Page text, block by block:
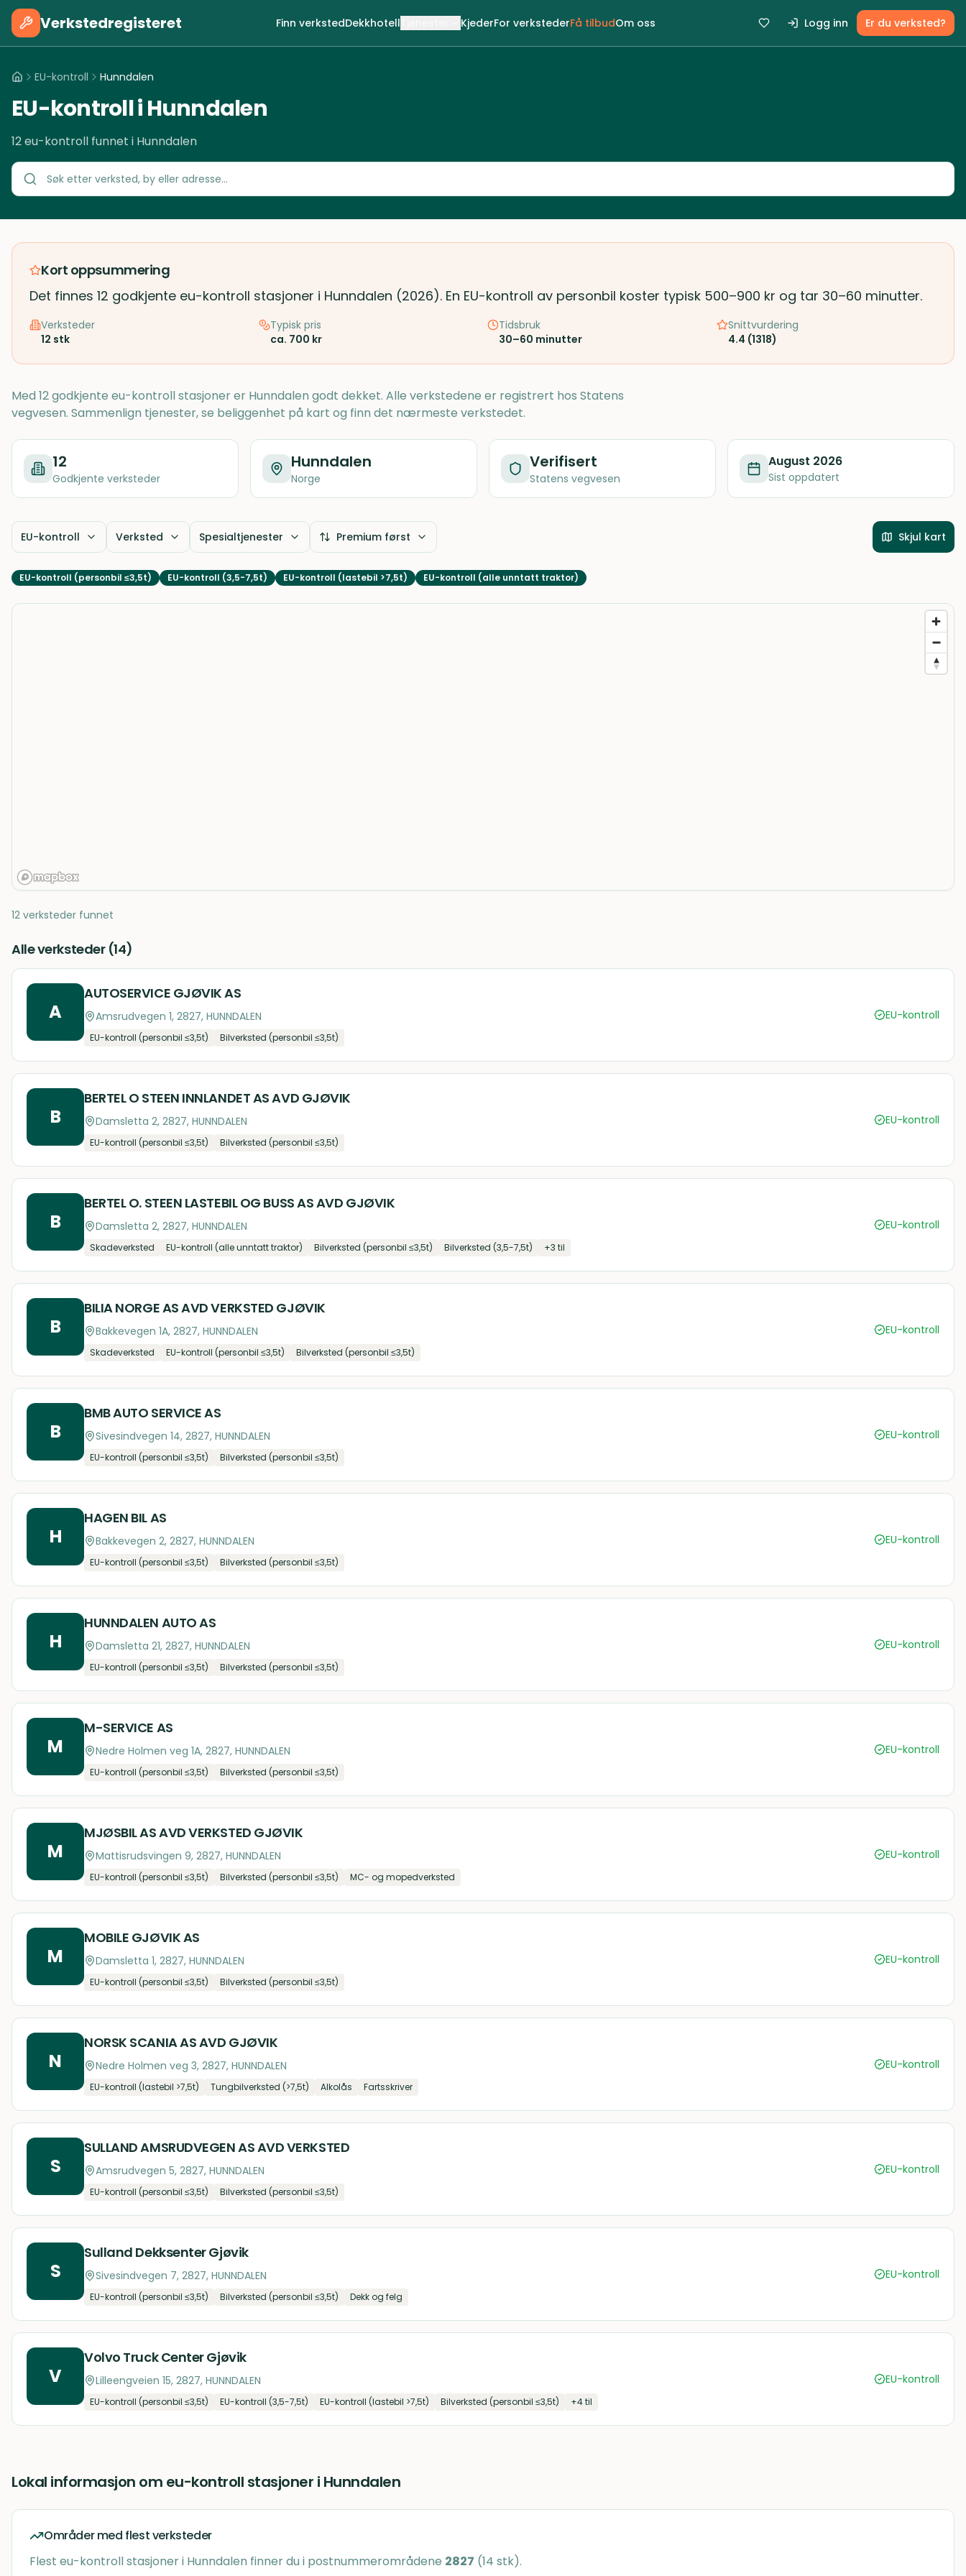
Verkstedregisteret Finn verkstedDekkhotell KjederFor verkstederFå tilbudOm oss Logg inn Er du verksted?
EU-kontroll Hunndalen
EU-kontroll i Hunndalen
12 eu-kontroll funnet i Hunndalen
Kort oppsummering
Det finnes 12 godkjente eu-kontroll stasjoner i Hunndalen (2026). En EU-kontroll av personbil koster typisk 500–900 kr og tar 30–60 minutter.
Verksteder
12 stk
Typisk pris
ca. 700 kr
Tidsbruk
30–60 minutter
Snittvurdering
4.4 (1318)
Med 12 godkjente eu-kontroll stasjoner er Hunndalen godt dekket. Alle verkstedene er registrert hos Statens
vegvesen. Sammenlign tjenester, se beliggenhet på kart og finn det nærmeste verkstedet.
12
Godkjente verksteder
Hunndalen
Norge
Verifisert
Statens vegvesen
August 2026
Sist oppdatert
EU-kontroll Verksted Spesialtjenester Premium først Skjul kart
EU-kontroll (personbil ≤3,5t) EU-kontroll (3,5-7,5t) EU-kontroll (lastebil >7,5t) EU-kontroll (alle unntatt traktor)
12 verksteder funnet
Alle verksteder (14)
A
AUTOSERVICE GJØVIK AS
Amsrudvegen 1, 2827, HUNNDALEN
EU-kontroll (personbil ≤3,5t) Bilverksted (personbil ≤3,5t)
EU-kontroll
B
BERTEL O STEEN INNLANDET AS AVD GJØVIK
Damsletta 2, 2827, HUNNDALEN
EU-kontroll (personbil ≤3,5t) Bilverksted (personbil ≤3,5t)
EU-kontroll
B
BERTEL O. STEEN LASTEBIL OG BUSS AS AVD GJØVIK
Damsletta 2, 2827, HUNNDALEN
Skadeverksted EU-kontroll (alle unntatt traktor) Bilverksted (personbil ≤3,5t) Bilverksted (3,5-7,5t) +3 til
EU-kontroll
B
BILIA NORGE AS AVD VERKSTED GJØVIK
Bakkevegen 1A, 2827, HUNNDALEN
Skadeverksted EU-kontroll (personbil ≤3,5t) Bilverksted (personbil ≤3,5t)
EU-kontroll
B
BMB AUTO SERVICE AS
Sivesindvegen 14, 2827, HUNNDALEN
EU-kontroll (personbil ≤3,5t) Bilverksted (personbil ≤3,5t)
EU-kontroll
H
HAGEN BIL AS
Bakkevegen 2, 2827, HUNNDALEN
EU-kontroll (personbil ≤3,5t) Bilverksted (personbil ≤3,5t)
EU-kontroll
H
HUNNDALEN AUTO AS
Damsletta 21, 2827, HUNNDALEN
EU-kontroll (personbil ≤3,5t) Bilverksted (personbil ≤3,5t)
EU-kontroll
M
M-SERVICE AS
Nedre Holmen veg 1A, 2827, HUNNDALEN
EU-kontroll (personbil ≤3,5t) Bilverksted (personbil ≤3,5t)
EU-kontroll
M
MJØSBIL AS AVD VERKSTED GJØVIK
Mattisrudsvingen 9, 2827, HUNNDALEN
EU-kontroll (personbil ≤3,5t) Bilverksted (personbil ≤3,5t) MC- og mopedverksted
EU-kontroll
M
MOBILE GJØVIK AS
Damsletta 1, 2827, HUNNDALEN
EU-kontroll (personbil ≤3,5t) Bilverksted (personbil ≤3,5t)
EU-kontroll
N
NORSK SCANIA AS AVD GJØVIK
Nedre Holmen veg 3, 2827, HUNNDALEN
EU-kontroll (lastebil >7,5t) Tungbilverksted (>7,5t) Alkolås Fartsskriver
EU-kontroll
S
SULLAND AMSRUDVEGEN AS AVD VERKSTED
Amsrudvegen 5, 2827, HUNNDALEN
EU-kontroll (personbil ≤3,5t) Bilverksted (personbil ≤3,5t)
EU-kontroll
S
Sulland Dekksenter Gjøvik
Sivesindvegen 7, 2827, HUNNDALEN
EU-kontroll (personbil ≤3,5t) Bilverksted (personbil ≤3,5t) Dekk og felg
EU-kontroll
V
Volvo Truck Center Gjøvik
Lilleengveien 15, 2827, HUNNDALEN
EU-kontroll (personbil ≤3,5t) EU-kontroll (3,5-7,5t) EU-kontroll (lastebil >7,5t) Bilverksted (personbil ≤3,5t) +4til
EU-kontroll
Lokal informasjon om eu-kontroll stasjoner i Hunndalen
Områder med flest verksteder
Flest eu-kontroll stasjoneri Hunndalen finner du i postnummerområdene 2827 (14 stk).